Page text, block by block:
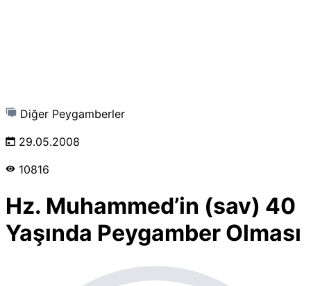
Diğer Peygamberler
29.05.2008
10816
Hz. Muhammed’in (sav) 40
Yaşında Peygamber Olması